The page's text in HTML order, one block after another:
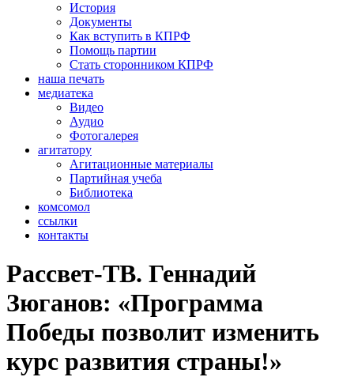
История
Документы
Как вступить в КПРФ
Помощь партии
Стать сторонником КПРФ
наша печать
медиатека
Видео
Аудио
Фотогалерея
агитатору
Агитационные материалы
Партийная учеба
Библиотека
комсомол
ссылки
контакты
Рассвет-ТВ. Геннадий
Зюганов: «Программа
Победы позволит изменить
курс развития страны!»